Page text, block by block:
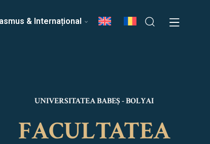
Echipa Facultății
& Internațional
UNIVERSITATEA BABEȘ - BOLYAI
FACULTATEA